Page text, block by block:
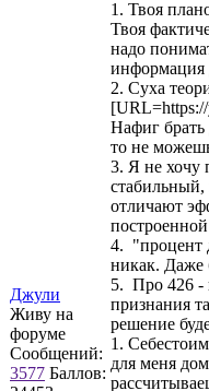
Джули
Живу на
форуме
Сообщений:
3577 Баллов:
1. Твоя
Твоя
надо
информация
2. Суха
Нафиг брать
то не
3. Я не хочу
отличают
4. "процент
никак. Даже
5. Про 426 -
признания
решение
1.
для меня